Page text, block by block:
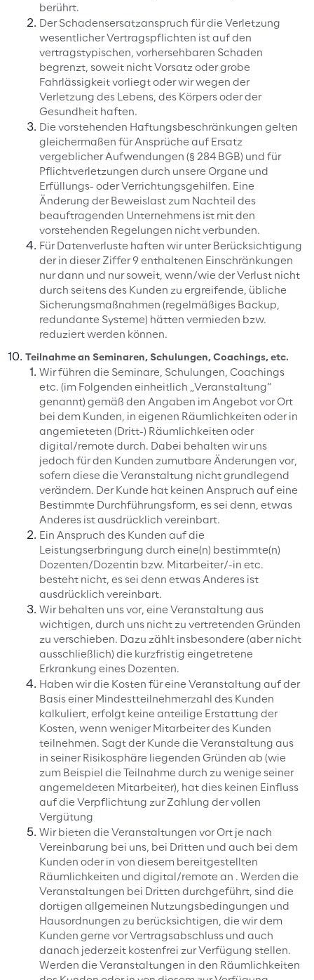
berührt.
Der Schadensersatzanspruch für die Verletzung
wesentlicher Vertragspflichten ist auf den
vertragstypischen, vorhersehbaren Schaden
begrenzt, soweit nicht Vorsatz oder grobe
Fahrlässigkeit vorliegt oder wir wegen der
Verletzung des Lebens, des Körpers oder der
Gesundheit haften.
Die vorstehenden Haftungsbeschränkungen gelten
gleichermaßen für Ansprüche auf Ersatz
vergeblicher Aufwendungen (§ 284 BGB) und für
Pflichtverletzungen durch unsere Organe und
Erfüllungs- oder Verrichtungsgehilfen. Eine
Änderung der Beweislast zum Nachteil des
beauftragenden Unternehmens ist mit den
vorstehenden Regelungen nicht verbunden.
Für Datenverluste haften wir unter Berücksichtigung
der in dieser Ziffer 9 enthaltenen Einschränkungen
nur dann und nur soweit, wenn/wie der Verlust nicht
durch seitens des Kunden zu ergreifende, übliche
Sicherungsmaßnahmen (regelmäßiges Backup,
redundante Systeme) hätten vermieden bzw.
reduziert werden können.
Teilnahme an Seminaren, Schulungen, Coachings, etc.
Wir führen die Seminare, Schulungen, Coachings
etc. (im Folgenden einheitlich „Veranstaltung“
genannt) gemäß den Angaben im Angebot vor Ort
bei dem Kunden, in eigenen Räumlichkeiten oder in
angemieteten (Dritt-) Räumlichkeiten oder
digital/remote durch. Dabei behalten wir uns
jedoch für den Kunden zumutbare Änderungen vor,
sofern diese die Veranstaltung nicht grundlegend
verändern. Der Kunde hat keinen Anspruch auf eine
Bestimmte Durchführungsform, es sei denn, etwas
Anderes ist ausdrücklich vereinbart.
Ein Anspruch des Kunden auf die
Leistungserbringung durch eine(n) bestimmte(n)
Dozenten/Dozentin bzw. Mitarbeiter/-in etc.
besteht nicht, es sei denn etwas Anderes ist
ausdrücklich vereinbart.
Wir behalten uns vor, eine Veranstaltung aus
wichtigen, durch uns nicht zu vertretenden Gründen
zu verschieben. Dazu zählt insbesondere (aber nicht
ausschließlich) die kurzfristig eingetretene
Erkrankung eines Dozenten.
Haben wir die Kosten für eine Veranstaltung auf der
Basis einer Mindestteilnehmerzahl des Kunden
kalkuliert, erfolgt keine anteilige Erstattung der
Kosten, wenn weniger Mitarbeiter des Kunden
teilnehmen. Sagt der Kunde die Veranstaltung aus
in seiner Risikosphäre liegenden Gründen ab (wie
zum Beispiel die Teilnahme durch zu wenige seiner
angemeldeten Mitarbeiter), hat dies keinen Einfluss
auf die Verpflichtung zur Zahlung der vollen
Vergütung
Wir bieten die Veranstaltungen vor Ort je nach
Vereinbarung bei uns, bei Dritten und auch bei dem
Kunden oder in von diesem bereitgestellten
Räumlichkeiten und digital/remote an . Werden die
Veranstaltungen bei Dritten durchgeführt, sind die
dortigen allgemeinen Nutzungsbedingungen und
Hausordnungen zu berücksichtigen, die wir dem
Kunden gerne vor Vertragsabschluss und auch
danach jederzeit kostenfrei zur Verfügung stellen.
Werden die Veranstaltungen in den Räumlichkeiten